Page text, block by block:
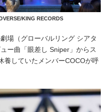
KING RECORDS
場（グローバルリング シアタ
ー曲「眼差し Sniper」からス
養していたメンバーCOCOが呼